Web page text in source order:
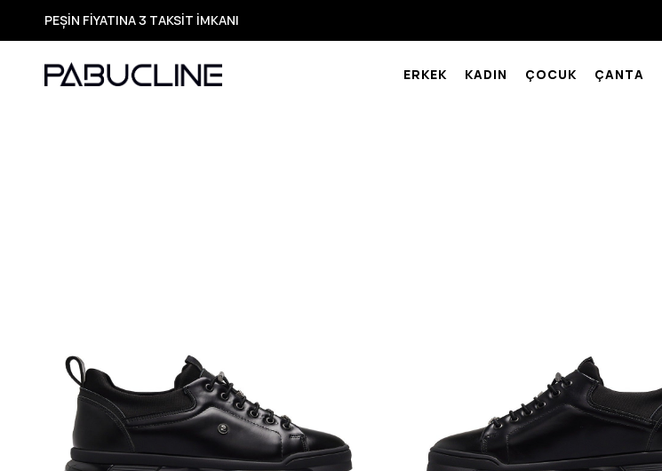
TÜM ÜRÜNLERDE ÜCRETSİZ KARGO
Yeni Sezon Ürünlerde Özel Fırsatlar
Seçili Ürünlerde Hızlı Teslimat
ERKEK KADIN ÇOCUK ÇANTA